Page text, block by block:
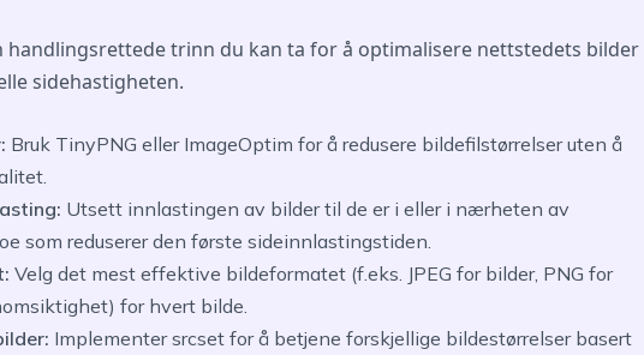
handlingsrettede trinn du kan ta for å optimalisere nettstedets bilder
sidehastigheten.
Bruk TinyPNG eller ImageOptim for å redusere bildefilstørrelser uten å
Utsett innlastingen av bilder til de er i eller i nærheten av
som reduserer den første sideinnlastingstiden.
Velg det mest effektive bildeformatet (f.eks. JPEG for bilder, PNG for
for hvert bilde.
Implementer srcset for å betjene forskjellige bildestørrelser basert